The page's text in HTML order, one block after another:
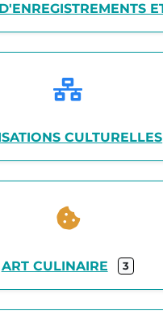
CULTURELLES
ART CULINAIRE 3